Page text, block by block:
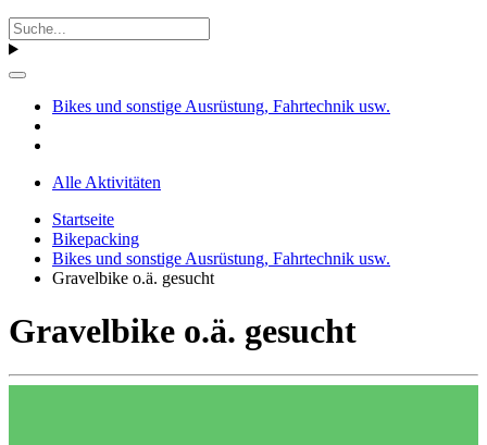
Bikes und sonstige Ausrüstung, Fahrtechnik usw.
Alle Aktivitäten
Startseite
Bikepacking
Bikes und sonstige Ausrüstung, Fahrtechnik usw.
Gravelbike o.ä. gesucht
Gravelbike o.ä. gesucht